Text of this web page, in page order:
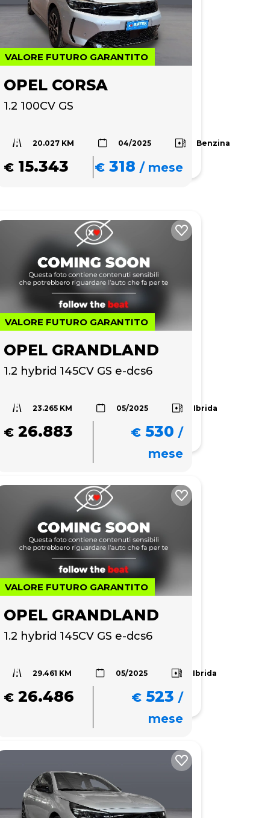
VALORE FUTURO GARANTITO
OPEL CORSA
1.2 100CV GS
20.027 KM 04/2025 Benzina
€ 15.343 € 318 / mese
VALORE FUTURO GARANTITO
OPEL GRANDLAND
1.2 hybrid 145CV GS e-dcs6
23.265 KM 05/2025 Ibrida
€ 26.883 € 530 /
mese
VALORE FUTURO GARANTITO
OPEL GRANDLAND
1.2 hybrid 145CV GS e-dcs6
29.461 KM 05/2025 Ibrida
€ 26.486 € 523 /
mese